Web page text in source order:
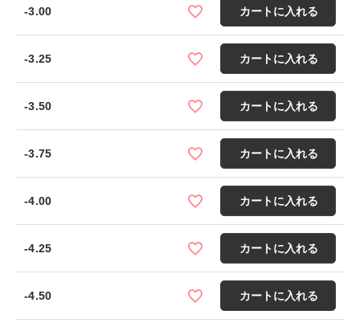
-3.00 カートに入れる
-3.25 カートに入れる
-3.50 カートに入れる
-3.75 カートに入れる
-4.00 カートに入れる
-4.25 カートに入れる
-4.50 カートに入れる